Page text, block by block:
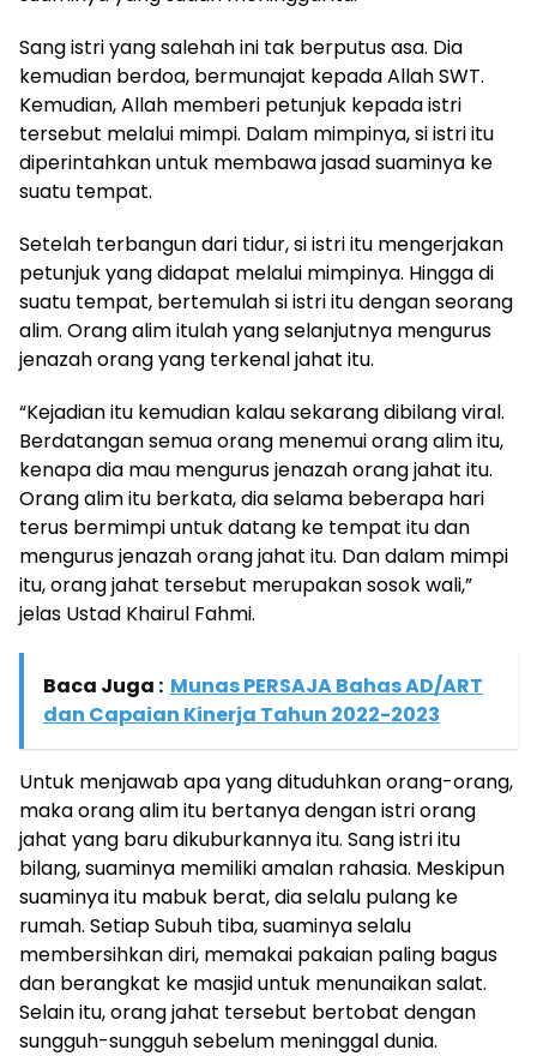
Sang istri yang salehah ini tak berputus asa. Dia
kemudian berdoa, bermunajat kepada Allah SWT.
Kemudian, Allah memberi petunjuk kepada istri
tersebut melalui mimpi. Dalam mimpinya, si istri itu
diperintahkan untuk membawa jasad suaminya ke
suatu tempat.
Setelah terbangun dari tidur, si istri itu mengerjakan
petunjuk yang didapat melalui mimpinya. Hingga di
suatu tempat, bertemulah si istri itu dengan seorang
alim. Orang alim itulah yang selanjutnya mengurus
jenazah orang yang terkenal jahat itu.
“Kejadian itu kemudian kalau sekarang dibilang viral.
Berdatangan semua orang menemui orang alim itu,
kenapa dia mau mengurus jenazah orang jahat itu.
Orang alim itu berkata, dia selama beberapa hari
terus bermimpi untuk datang ke tempat itu dan
mengurus jenazah orang jahat itu. Dan dalam mimpi
itu, orang jahat tersebut merupakan sosok wali,”
jelas Ustad Khairul Fahmi.
Baca Juga : Munas PERSAJA Bahas AD/ART
dan Capaian Kinerja Tahun 2022-2023
Untuk menjawab apa yang dituduhkan orang-orang,
maka orang alim itu bertanya dengan istri orang
jahat yang baru dikuburkannya itu. Sang istri itu
bilang, suaminya memiliki amalan rahasia. Meskipun
suaminya itu mabuk berat, dia selalu pulang ke
rumah. Setiap Subuh tiba, suaminya selalu
membersihkan diri, memakai pakaian paling bagus
dan berangkat ke masjid untuk menunaikan salat.
Selain itu, orang jahat tersebut bertobat dengan
sungguh-sungguh sebelum meninggal dunia.